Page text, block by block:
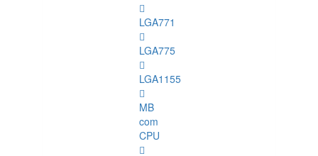
LGA771
LGA775
LGA1155
MB
com
CPU